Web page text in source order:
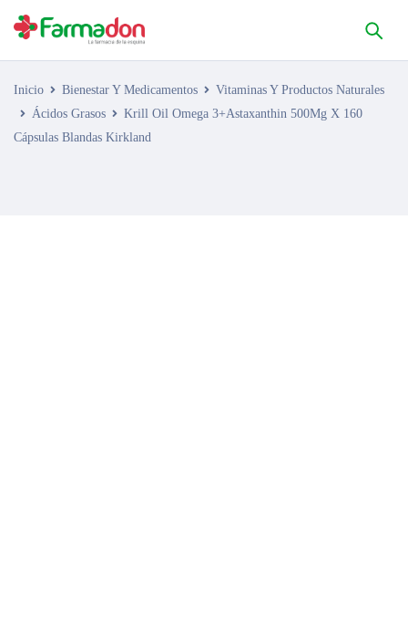
Inicio Bienestar Y Medicamentos
Vitaminas Y Productos Naturales
Ácidos Grasos
Krill Oil Omega 3+Astaxanthin 500Mg X 160
Cápsulas Blandas Kirkland